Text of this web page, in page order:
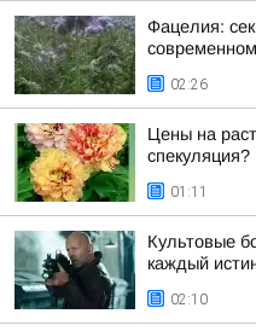
Фацелия:
02:26
Цены на
спекуляция?
01:11
Культовые
каждый
02:10